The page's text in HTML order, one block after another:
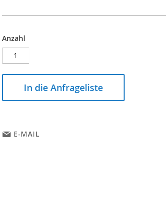
Anzahl
In die Anfrageliste
E-MAIL